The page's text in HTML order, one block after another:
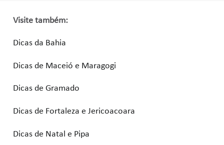
Visite também:
Dicas da Bahia
Dicas de Maceió e Maragogi
Dicas de Gramado
Dicas de Fortaleza e Jericoacoara
Dicas de Natal e Pipa